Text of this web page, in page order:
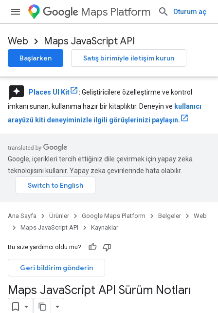
Maps Platform Oturum aç
Web Maps JavaScript API
Başlarken Satış birimiyle iletişim kurun
reviews Places UI Kit : Geliştiricilere özelleştirme ve kontrol
imkanı sunan, kullanıma hazır bir kitaplıktır. Deneyin ve kullanıcı
arayüzü kiti deneyiminizle ilgili görüşlerinizi paylaşın.
Google, içerikleri tercih ettiğiniz dile çevirmek için yapay zeka
teknolojisini kullanır. Yapay zeka çevirilerinde hata olabilir.
Ana Sayfa Ürünler Google Maps Platform Belgeler
Web
Maps JavaScript API
Kaynaklar
Bu size yardımcı oldu mu?
Geri bildirim gönderin
Maps JavaScript API Sürüm Notları